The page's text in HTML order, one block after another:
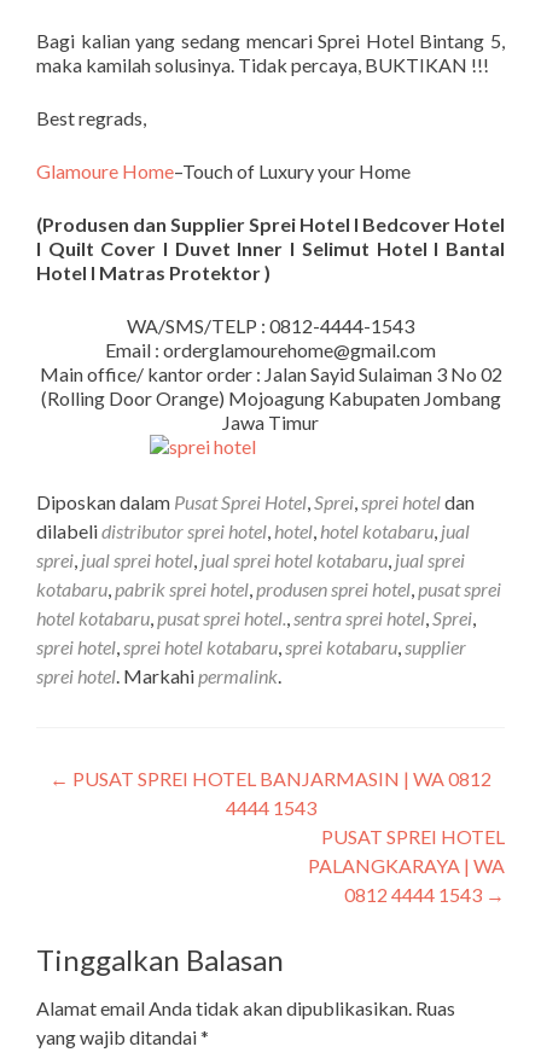
Bagi kalian yang sedang mencari Sprei Hotel Bintang 5,
maka kamilah solusinya. Tidak percaya, BUKTIKAN !!!
Best regrads,
Glamoure Home–Touch of Luxury your Home
(Produsen dan Supplier Sprei Hotel I Bedcover Hotel
I Quilt Cover I Duvet Inner I Selimut Hotel I Bantal
Hotel I Matras Protektor )
WA/SMS/TELP : 0812-4444-1543
Email : orderglamourehome@gmail.com
Main office/ kantor order : Jalan Sayid Sulaiman 3 No 02
(Rolling Door Orange) Mojoagung Kabupaten Jombang
Jawa Timur
Diposkan dalam Pusat Sprei Hotel,Sprei,sprei hoteldan
dilabelidistributor sprei hotel, hotel, hotel kotabaru, jual
sprei, jual sprei hotel, jual sprei hotel kotabaru, jual sprei
kotabaru,pabrik sprei hotel,produsen sprei hotel,pusat sprei
hotel kotabaru,pusat sprei hotel.,sentra sprei hotel,Sprei,
sprei hotel,sprei hotel kotabaru,sprei kotabaru,supplier
sprei hotel. Markahipermalink.
← PUSAT SPREI HOTEL BANJARMASIN | WA 0812
4444 1543
PUSAT SPREI HOTEL
PALANGKARAYA | WA
0812 4444 1543 →
Tinggalkan Balasan
Alamat email Anda tidak akan dipublikasikan. Ruas
yang wajib ditandai*